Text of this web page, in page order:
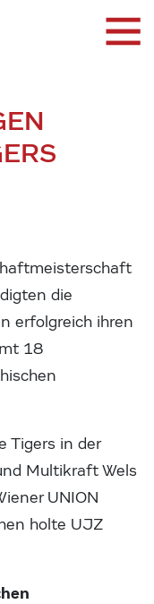
die
erfolgreich ihren
18
Tigers in der
Multikraft Wels
UNION
holte UJZ